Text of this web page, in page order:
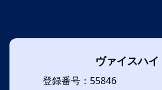
ヴァイスハイ
登録番号：55846